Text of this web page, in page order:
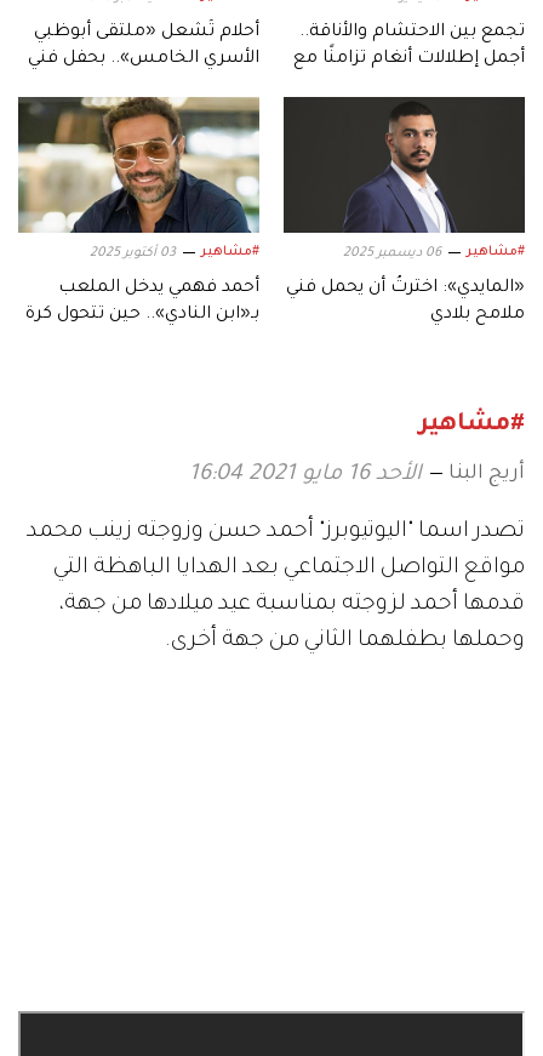
تجمع بين الاحتشام والأناقة..
أجمل إطلالات أنغام تزامنًا مع
أحلام تُشعل «ملتقى أبوظبي
الأسري الخامس».. بحفل فني
#مشاهير 06 ديسمبر 2025
«المايدي»: اخترتُ أن يحمل فني
ملامح بلادي
#مشاهير 03 أكتوبر 2025
أحمد فهمي يدخل الملعب
بـ«ابن النادي».. حين تتحول كرة
#مشاهير
أريج البنا الأحد 16 مايو 2021 16:04
تصدر اسما "اليوتيوبرز" أحمد حسن وزوجته زينب محمد
مواقع التواصل الاجتماعي بعد الهدايا الباهظة التي
قدمها أحمد لزوجته بمناسبة عيد ميلادها من جهة،
وحملها بطفلهما الثاني من جهة أخرى.